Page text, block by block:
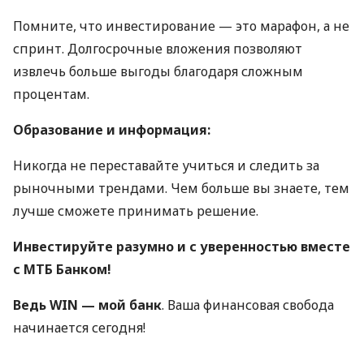
Помните, что инвестирование — это марафон, а не
спринт. Долгосрочные вложения позволяют
извлечь больше выгоды благодаря сложным
процентам.
Образование и информация:
Никогда не переставайте учиться и следить за
рыночными трендами. Чем больше вы знаете, тем
лучше сможете принимать решение.
Инвестируйте разумно и с уверенностью вместе
с МТБ Банком!
Ведь WIN — мой банк. Ваша финансовая свобода
начинается сегодня!